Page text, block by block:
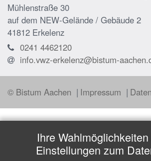
Mühlenstraße 30
auf dem NEW-Gelände / Gebäude 2
41812 Erkelenz
0241 4462120
info.vwz-erkelenz@bistum-
© Bistum Aachen Impressum
Ihre
Einstellungen zum